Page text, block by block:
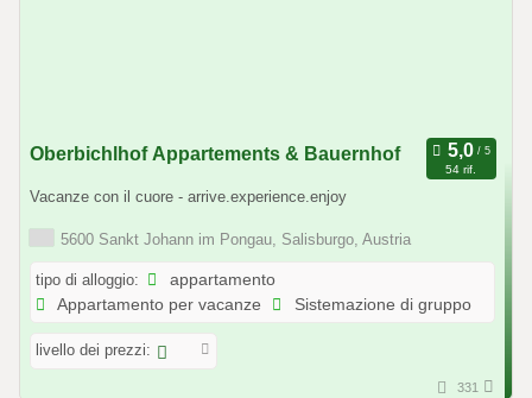
Oberbichlhof Appartements & Bauernhof
54 rif.
Vacanze con il cuore - arrive.experience.enjoy
5600 Sankt Johann im Pongau, Salisburgo, Austria
tipo di alloggio:
appartamento
Appartamento per vacanze
Sistemazione di gruppo
livello dei prezzi:
331